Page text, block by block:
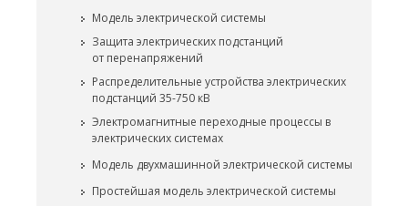
Модель электрической системы
Защита электрических подстанций
от перенапряжений
Распределительные устройства электрических
подстанций 35-750 кВ
Электромагнитные переходные процессы в
электрических системах
Модель двухмашинной электрической системы
Простейшая модель электрической системы